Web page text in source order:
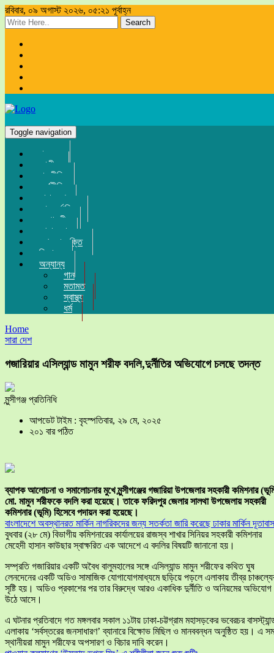
রবিবার, ০৯ অগাস্ট ২০২৬, ০৫:২১ পূর্বাহ্ন
Search
Toggle navigation
প্রচ্ছদ
জাতীয়
রাজনীতি
অর্থনীতি
সারা দেশ
আন্তর্জাতিক
সম্পাদকীয়
খেলা-ধুলা
তথ্য-প্রযুক্তি
বিনোদন
অন্যান্য
গান
মতামত
স্বাস্থ্য
ধর্ম
Home
সারা দেশ
গজারিয়ার এসিল্যান্ড মামুন শরীফ বদলি,দুর্নীতির অভিযোগে চলছে তদন্ত
মুন্সীগঞ্জ প্রতিনিধি
আপডেট টাইম : বৃহস্পতিবার, ২৯ মে, ২০২৫
২০১ বার পঠিত
ব্যাপক আলোচনা ও সমালোচনার মুখে মুন্সীগঞ্জের গজারিয়া উপজেলার সহকারী কমিশনার
মো. মামুন শরীফকে বদলি করা হয়েছে। তাকে ফরিদপুর জেলার সালথা উপজেলায় সহকারী
কমিশনার (ভূমি) হিসেবে পদায়ন করা হয়েছে।
বাংলাদেশে অবস্থানরত মার্কিন নাগরিকদের জন্য সতর্কতা জারি করেছে ঢাকার মার্কিন দূতাবাস
বুধবার (২৮ মে) বিভাগীয় কমিশনারের কার্যালয়ের রাজস্ব শাখার সিনিয়র সহকারী কমিশনার
মেহেদী হাসান কাউছার স্বাক্ষরিত এক আদেশে এ বদলির বিষয়টি জানানো হয়।
সম্প্রতি গজারিয়ার একটি অবৈধ বালুমহালের সঙ্গে এসিল্যান্ড মামুন শরীফের কথিত ঘুষ
লেনদেনের একটি অডিও সামাজিক যোগাযোগমাধ্যমে ছড়িয়ে পড়লে এলাকায় তীব্র
সৃষ্টি হয়। অডিও প্রকাশের পর তার বিরুদ্ধে আরও একাধিক দুর্নীতি ও অনিয়মের অভিযোগ
উঠে আসে।
এ ঘটনার প্রতিবাদে গত মঙ্গলবার সকাল ১১টায় ঢাকা-চট্টগ্রাম মহাসড়কের ভবেরচর
এলাকায় ‘সর্বস্তরের জনসাধারণ’ ব্যানারে বিক্ষোভ মিছিল ও মানববন্ধন অনুষ্ঠিত হয়। এ
স্থানীয়রা মামুন শরীফের অপসারণ ও বিচার দাবি করেন।